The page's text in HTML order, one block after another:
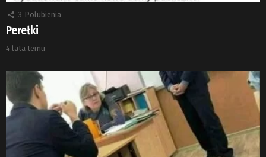
3 Polubienia
Perełki
4 lata temu